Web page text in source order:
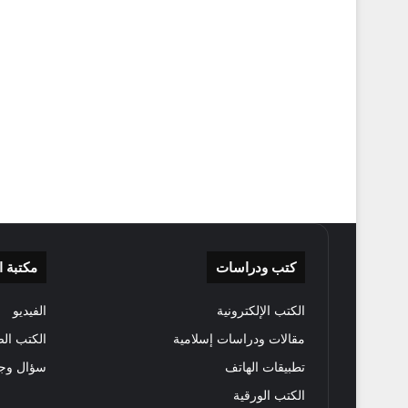
كتب ودراسات
الكتب الإلكترونية
مقالات ودراسات إسلامية
تطبيقات الهاتف
الكتب الورقية
مكتبة
الفيديو
الكتب
سؤال